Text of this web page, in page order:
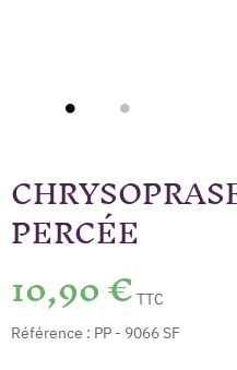
PERCÉE
10,90 € TTC
Référence : PP - 9066 SF